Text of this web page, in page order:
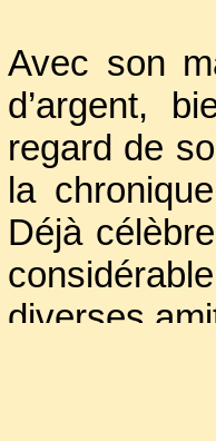
Avec son
d’argent,
regard de
la
Déjà
diverses
de sa